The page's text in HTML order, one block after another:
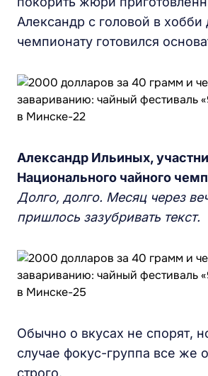
Александр с головой в хобби
чемпионату готовился
Александр Ильиных,
Национального чайного
Долго, долго. Месяц через
пришлось зазубривать текст.
Обычно о вкусах не спорят,
случае фокус-группа все же
строго.